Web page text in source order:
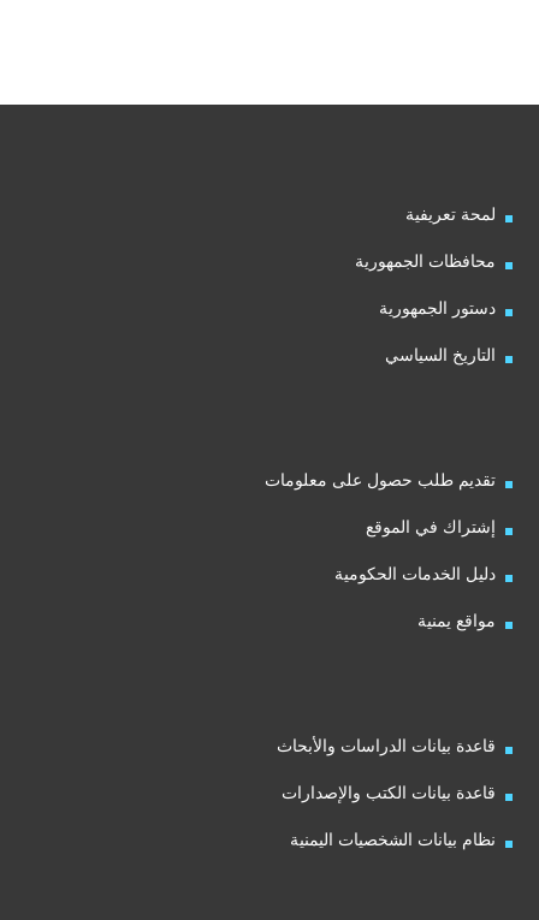
لمحة تعريفية
محافظات الجمهورية
دستور الجمهورية
التاريخ السياسي
تقديم طلب حصول على معلومات
إشتراك في الموقع
دليل الخدمات الحكومية
مواقع يمنية
قاعدة بيانات الدراسات والأبحاث
قاعدة بيانات الكتب والإصدارات
نظام بيانات الشخصيات اليمنية